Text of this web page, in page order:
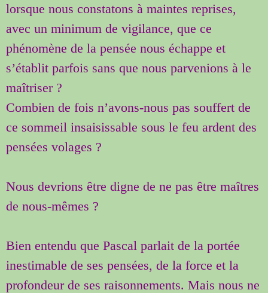
lorsque nous constatons à maintes reprises,
avec un minimum de vigilance, que ce
phénomène de la pensée nous échappe et
s’établit parfois sans que nous parvenions à le
maîtriser ?
Combien de fois n’avons-nous pas souffert de
ce sommeil insaisissable sous le feu ardent des
pensées volages ?
Nous devrions être digne de ne pas être maîtres
de nous-mêmes ?
Bien entendu que Pascal parlait de la portée
inestimable de ses pensées, de la force et la
profondeur de ses raisonnements. Mais nous ne